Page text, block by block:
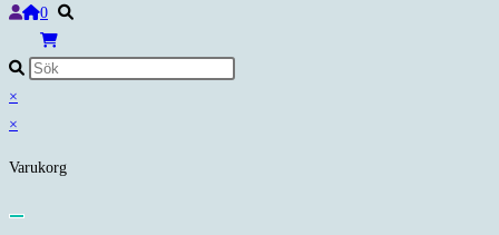
0
×
×
Varukorg